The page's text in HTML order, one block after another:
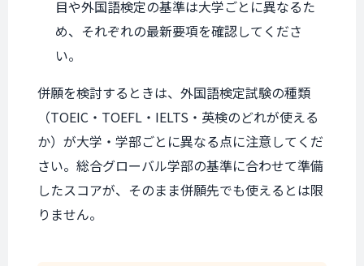
目や外国語検定の基準は大学ごとに異なるた
め、それぞれの最新要項を確認してくださ
い。
併願を検討するときは、外国語検定試験の種類
（TOEIC・TOEFL・IELTS・英検のどれが使える
か）が大学・学部ごとに異なる点に注意してくだ
さい。総合グローバル学部の基準に合わせて準備
したスコアが、そのまま併願先でも使えるとは限
りません。